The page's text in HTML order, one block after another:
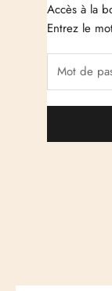
Passer au contenu
Accès à la
Entrez le